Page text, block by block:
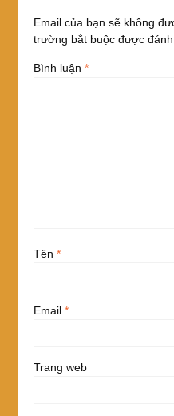
Email của bạn sẽ không
trường bắt buộc được
Bình luận *
Tên *
Email *
Trang web